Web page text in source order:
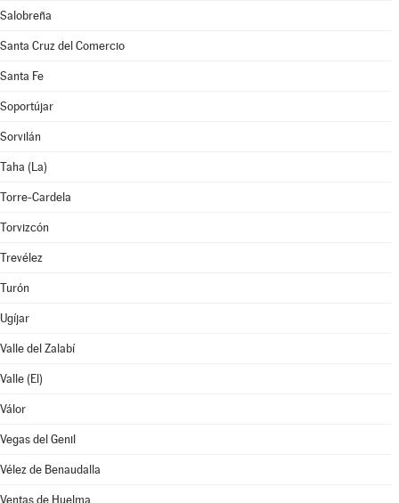
Salobreña
Santa Cruz del Comercio
Santa Fe
Soportújar
Sorvilán
Taha (La)
Torre-Cardela
Torvizcón
Trevélez
Turón
Ugíjar
Valle del Zalabí
Valle (El)
Válor
Vegas del Genil
Vélez de Benaudalla
Ventas de Huelma